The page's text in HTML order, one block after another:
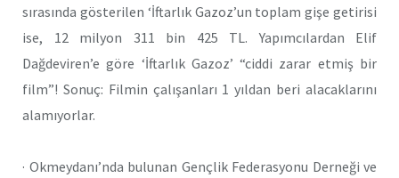
sırasında gösterilen ‘İftarlık Gazoz’un toplam gişe getirisi
ise, 12 milyon 311 bin 425 TL. Yapımcılardan Elif
Dağdeviren’e göre ‘İftarlık Gazoz’ “ciddi zarar etmiş bir
film”! Sonuç: Filmin çalışanları 1 yıldan beri alacaklarını
alamıyorlar.
· Okmeydanı’nda bulunan Gençlik Federasyonu Derneği ve